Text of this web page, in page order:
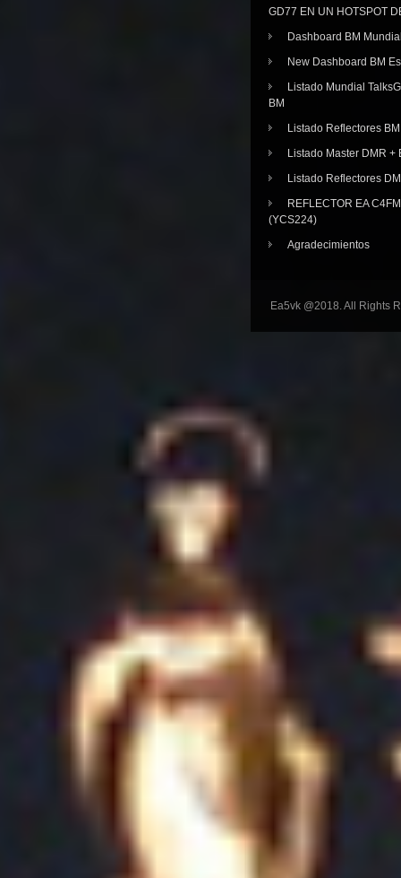
GD77 EN UN HOTSPOT
Dashboard BM
New Dashboard BM
Listado Mundial
BM
Listado Reflectores BM
Listado Master DMR +
Listado Reflectores
REFLECTOR EA
(YCS224)
Agradecimientos
Ea5vk @2018. All Rights